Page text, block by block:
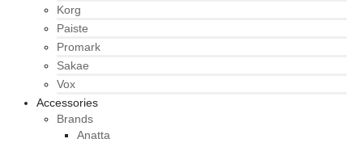
Korg
Paiste
Promark
Sakae
Vox
Accessories
Brands
Anatta